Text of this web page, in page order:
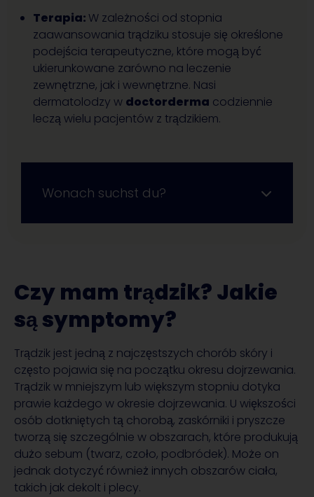
Terapia: W zależności od stopnia
zaawansowania trądziku stosuje się określone
podejścia terapeutyczne, które mogą być
ukierunkowane zarówno na leczenie
zewnętrzne, jak i wewnętrzne. Nasi
dermatolodzy w doctorderma codziennie
leczą wielu pacjentów z trądzikiem.
Wonach suchst du?
Czy mam trądzik? Jakie
są symptomy?
Trądzik jest jedną z najczęstszych chorób skóry i
często pojawia się na początku okresu dojrzewania.
Trądzik w mniejszym lub większym stopniu dotyka
prawie każdego w okresie dojrzewania. U większości
osób dotkniętych tą chorobą, zaskórniki i pryszcze
tworzą się szczególnie w obszarach, które produkują
dużo sebum (twarz, czoło, podbródek). Może on
jednak dotyczyć również innych obszarów ciała,
takich jak dekolt i plecy.